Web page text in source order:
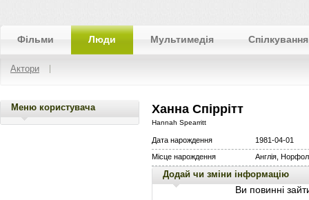
Фільми Люди Мультимедія Спілкування
Актори
Меню користувача Ханна Спіррітт
Hannah Spearritt
Дата нарождення
1981-04-01
Місце нарождення
Англія,
Додай чи зміни інформацію
Ви повинні